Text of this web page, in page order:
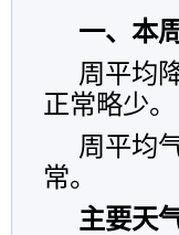
一、本
周平均
正常略少。
周平均
常。
主要天